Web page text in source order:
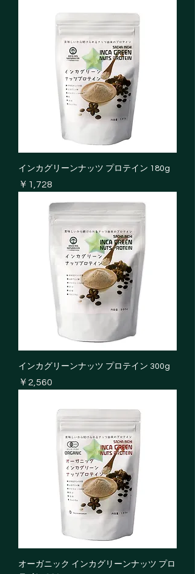
インカグリーンナッツ プロテイン 180g
価格
￥1,728
インカグリーンナッツ プロテイン 300g
価格
￥2,560
オーガニック インカグリーンナッツ プロ